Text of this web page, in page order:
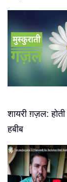
शायरी ग़ज़ल:
हबीब